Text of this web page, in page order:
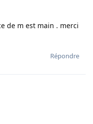
de m est main . merci
Répondre